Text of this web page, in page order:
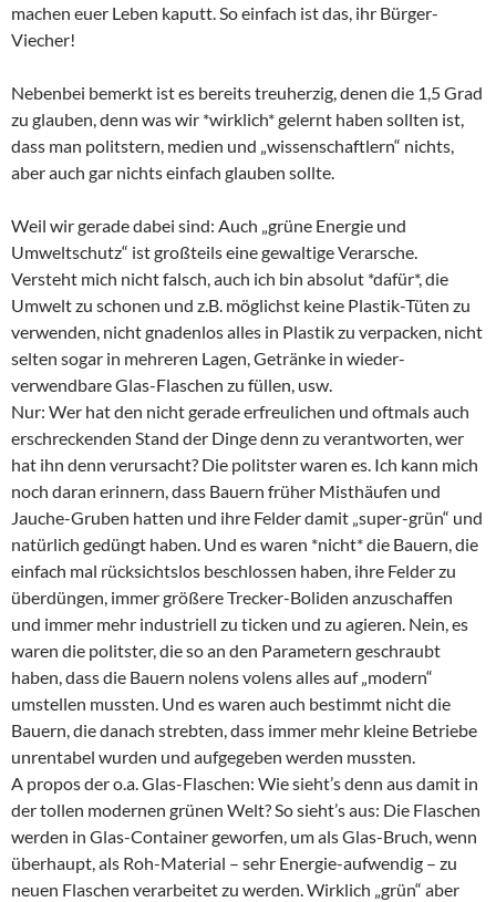
machen euer Leben kaputt. So einfach ist das, ihr Bürger-
Viecher!
Nebenbei bemerkt ist es bereits treuherzig, denen die 1,5 Grad
zu glauben, denn was wir *wirklich* gelernt haben sollten ist,
dass man politstern, medien und „wissenschaftlern“ nichts,
aber auch gar nichts einfach glauben sollte.
Weil wir gerade dabei sind: Auch „grüne Energie und
Umweltschutz“ ist großteils eine gewaltige Verarsche.
Versteht mich nicht falsch, auch ich bin absolut *dafür*, die
Umwelt zu schonen und z.B. möglichst keine Plastik-Tüten zu
verwenden, nicht gnadenlos alles in Plastik zu verpacken, nicht
selten sogar in mehreren Lagen, Getränke in wieder-
verwendbare Glas-Flaschen zu füllen, usw.
Nur: Wer hat den nicht gerade erfreulichen und oftmals auch
erschreckenden Stand der Dinge denn zu verantworten, wer
hat ihn denn verursacht? Die politster waren es. Ich kann mich
noch daran erinnern, dass Bauern früher Misthäufen und
Jauche-Gruben hatten und ihre Felder damit „super-grün“ und
natürlich gedüngt haben. Und es waren *nicht* die Bauern, die
einfach mal rücksichtslos beschlossen haben, ihre Felder zu
überdüngen, immer größere Trecker-Boliden anzuschaffen
und immer mehr industriell zu ticken und zu agieren. Nein, es
waren die politster, die so an den Parametern geschraubt
haben, dass die Bauern nolens volens alles auf „modern“
umstellen mussten. Und es waren auch bestimmt nicht die
Bauern, die danach strebten, dass immer mehr kleine Betriebe
unrentabel wurden und aufgegeben werden mussten.
A propos der o.a. Glas-Flaschen: Wie sieht’s denn aus damit in
der tollen modernen grünen Welt? So sieht’s aus: Die Flaschen
werden in Glas-Container geworfen, um als Glas-Bruch, wenn
überhaupt, als Roh-Material – sehr Energie-aufwendig – zu
neuen Flaschen verarbeitet zu werden. Wirklich „grün“ aber